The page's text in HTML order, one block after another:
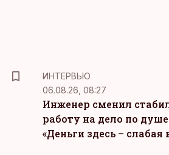
ИНТЕРВЬЮ
06.08.26, 08:27
Инженер сменил
работу на дело по
«Деньги здесь – слабая